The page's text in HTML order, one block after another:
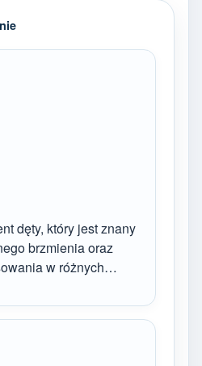
dęty, który jest znany
brzmienia oraz
w różnych…